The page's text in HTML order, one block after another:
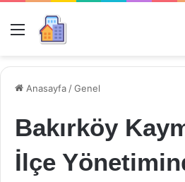
Menü
Anasayfa /Genel
Bakırköy
İlçe